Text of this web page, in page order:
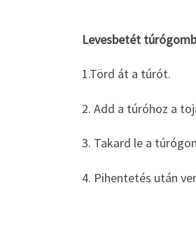
Levesbetét
1.Törd át a túrót.
2. Add a túróhoz a
3. Takard le a
4. Pihentetés után